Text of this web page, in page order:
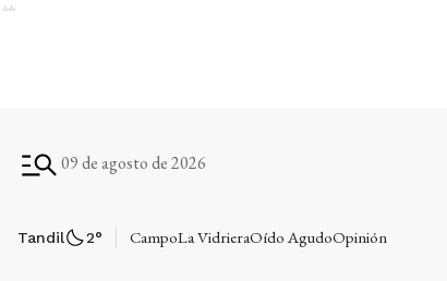
Ads
09 de agosto de 2026
Tandil 2° CampoLa VidrieraOído AgudoOpinión